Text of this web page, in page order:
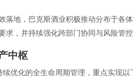
地，巴克斯酒业积极推动分布于各
，并持续强化跨部门协同与风险管控
中枢
优化的全生命周期管理，重点实现以